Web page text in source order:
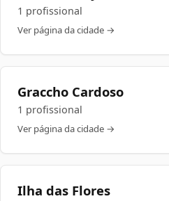
1 profissional
Ver página da cidade →
Graccho Cardoso
1 profissional
Ver página da cidade →
Ilha das Flores